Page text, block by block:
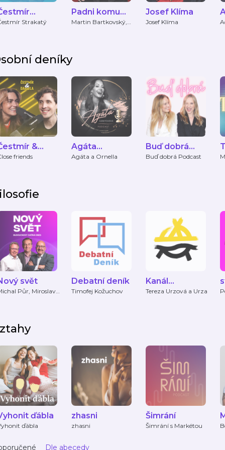
Strakatý
Padni komu
padni
Martin Bartkovský,
Josef Klíma
Josef Klíma
deníky
&
friends
Agáta
Hanychová
Agáta a Ornella
Buď dobrá
Podcast
Buď dobrá Podcast
svět
Půr, Miroslav
Debatní deník
Timofej Kožuchov
Kanál
Svobodného
Tereza Urzová a Urza
ďábla
ďábla
zhasni
zhasni
Šimrání
Šimrání s Markétou
Dle abecedy